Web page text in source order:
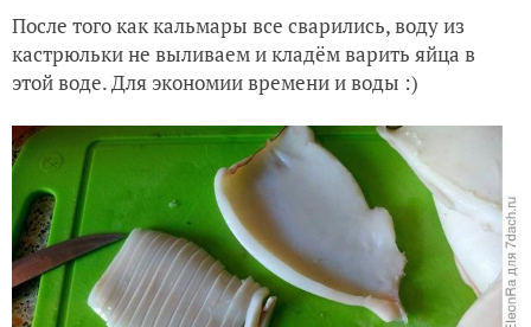
После того как кальмары все сварились, воду из
кастрюльки не выливаем и кладём варить яйца в
этой воде. Для экономии времени и воды :)